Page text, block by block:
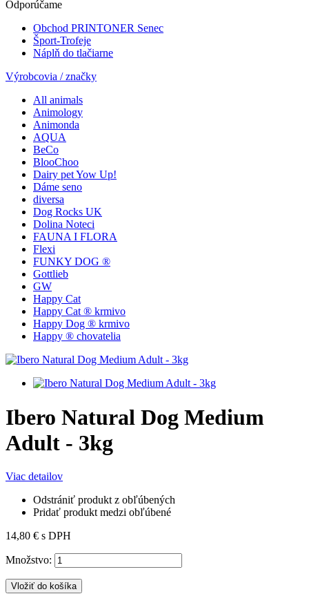
Odporúčame
Obchod PRINTONER Senec
Šport-Trofeje
Náplň do tlačiarne
Výrobcovia / značky
All animals
Animology
Animonda
AQUA
BeCo
BlooChoo
Dairy pet Yow Up!
Dáme seno
diversa
Dog Rocks UK
Dolina Noteci
FAUNA I FLORA
Flexi
FUNKY DOG ®
Gottlieb
GW
Happy Cat
Happy Cat ® krmivo
Happy Dog ® krmivo
Happy ® chovatelia
Ibero Natural Dog Medium
Adult - 3kg
Viac detailov
Odstrániť produkt z obľúbených
Pridať produkt medzi obľúbené
14,80 € s DPH
Množstvo:
Vložiť do košíka